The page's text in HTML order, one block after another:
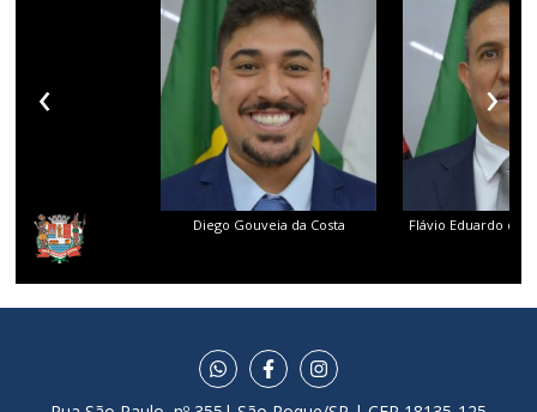
Diego Gouveia da Costa Flávio Eduardo dos
‹ ›